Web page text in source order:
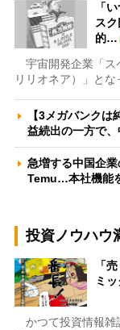
「
ス
的…
宇宙開発企業「ス
リリオネア）」と
【3メガバンク
益続出の一方で
急増する中国企
Temu…本社機能
投資ノウハウ
「
ミ
かつて投資情報雑